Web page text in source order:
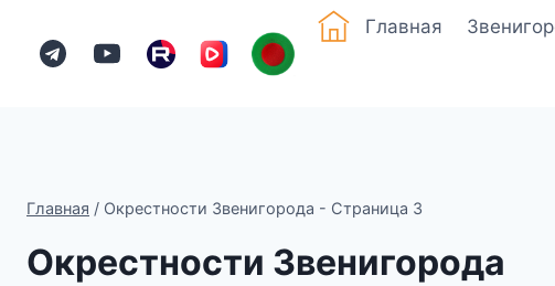
содержимому
Главная
Главная / Окрестности Звенигорода - Страница 3
Окрестности Звенигорода